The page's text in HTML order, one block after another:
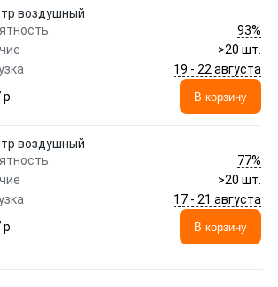
воздушный
93%
>20 шт.
19 - 22 августа
В корзину
воздушный
77%
>20 шт.
17 - 21 августа
В корзину